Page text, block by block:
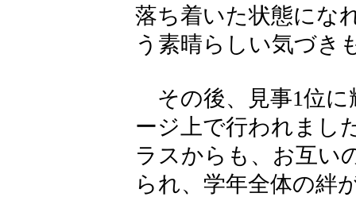
落ち着いた状態にな
う素晴らしい気づき
その後、見事1位に
ージ上で行われまし
ラスからも、お互い
られ、学年全体の絆